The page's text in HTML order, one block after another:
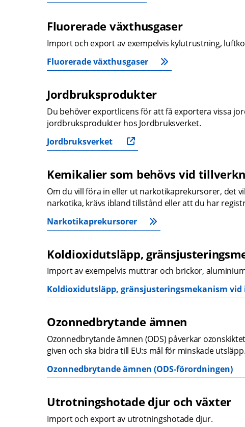
Fluorerade växthusgaser
Import och export av exempelvis kylutrustning,
Fluorerade växthusgaser
Jordbruksprodukter
Du behöver exportlicens för att få exportera vissa
jordbruksprodukter hos Jordbruksverket.
Jordbruksverket
Kemikalier som behövs vid
Om du vill föra in eller ut narkotikaprekursorer, det
narkotika, krävs ibland tillstånd eller att du har
Narkotikaprekursorer
Koldioxidutsläpp,
Import av exempelvis muttrar och brickor,
Koldioxidutsläpp, gränsjusteringsmekanism vid
Ozonnedbrytande ämnen
Ozonnedbrytande ämnen (ODS) påverkar
given och ska bidra till EU:s mål för minskade utsläpp.
Ozonnedbrytande ämnen (ODS-förordningen)
Utrotningshotade djur och växter
Import och export av utrotningshotade djur.